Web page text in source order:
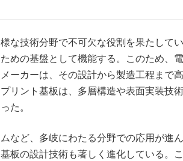
な技術分野で不可欠な役割を果たしてい
めの基盤として機能する。このため、
ーカーは、その設計から製造工程まで
リント基板は、多層構造や表面実装技術
た。
など、多岐にわたる分野での応用が進
板の設計技術も著しく進化している。